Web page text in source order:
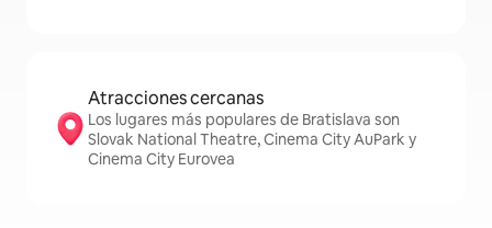
Atracciones cercanas
Los lugares más populares de Bratislava son
Slovak National Theatre, Cinema City AuPark y
Cinema City Eurovea